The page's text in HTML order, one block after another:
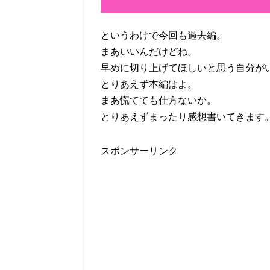
というわけで今回も過去編。
まあいいんだけどね。
早めに切り上げてほしいと思う自分が
とりあえず本編はよ。
まあ慌てても仕方ないか。
とりあえずまったり感想書いてきます。
スポンサーリンク